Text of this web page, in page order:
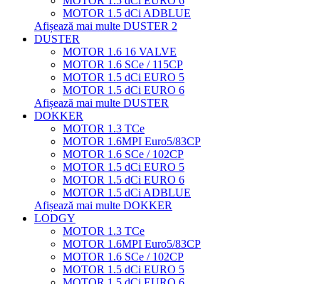
MOTOR 1.5 dCi ADBLUE
Afișează mai multe DUSTER 2
DUSTER
MOTOR 1.6 16 VALVE
MOTOR 1.6 SCe / 115CP
MOTOR 1.5 dCi EURO 5
MOTOR 1.5 dCi EURO 6
Afișează mai multe DUSTER
DOKKER
MOTOR 1.3 TCe
MOTOR 1.6MPI Euro5/83CP
MOTOR 1.6 SCe / 102CP
MOTOR 1.5 dCi EURO 5
MOTOR 1.5 dCi EURO 6
MOTOR 1.5 dCi ADBLUE
Afișează mai multe DOKKER
LODGY
MOTOR 1.3 TCe
MOTOR 1.6MPI Euro5/83CP
MOTOR 1.6 SCe / 102CP
MOTOR 1.5 dCi EURO 5